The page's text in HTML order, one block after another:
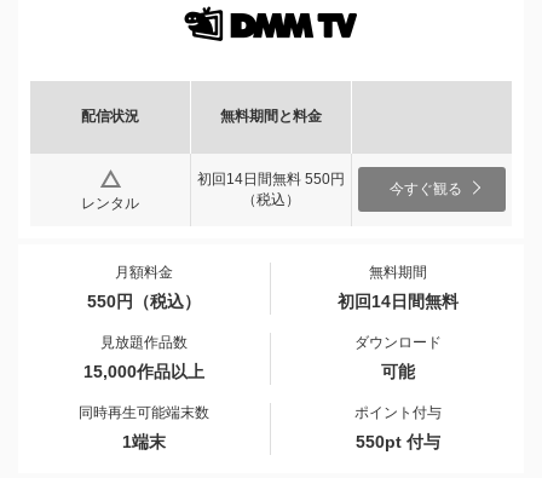
配信状況 無料期間と料金
レンタル
初回14日間無料 550円
（税込）
今すぐ観る
月額料金
550円（税込）
無料期間
初回14日間無料
見放題作品数
15,000作品以上
ダウンロード
可能
同時再生可能端末数
1端末
ポイント付与
550pt 付与